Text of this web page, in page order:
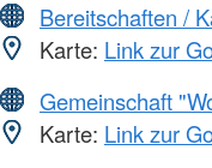
Bereitschaften /
Karte: Link zur
Gemeinschaft
Karte: Link zur